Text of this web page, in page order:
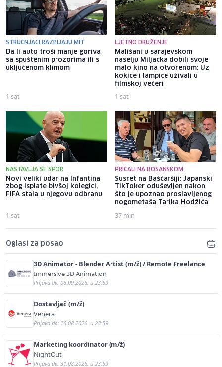
STRUČNJACI RAZBIJAJU MIT
Da li auto troši manje goriva
sa spuštenim prozorima ili s
uključenom klimom
1 sat
LJETNO DRUŽENJE
Mališani u sarajevskom
naselju Miljacka dobili svoje
malo kino na otvorenom: Uz
kokice i lampice uživali u
filmskoj večeri
1 sat
NASTAVLJA SE SPOR
Novi veliki udar na Infantina
zbog isplate bivšoj kolegici,
FIFA stala u njegovu odbranu
1 sat
PRIČALI NA BOSANSKOM
Susret na Baščaršiji: Japanski
TikToker oduševljen nakon
što je upoznao proslavljenog
nogometaša Tarika Hodžića
37 min
Oglasi za posao
3D Animator - Blender Artist (m/ž) / Remote Freelance
Immersive 3D Animation
Prijava do: 08.09.2026. u 23:59
Dostavljač (m/ž)
Venera
Prijava do: 16.08.2026. u 23:59
Marketing koordinator (m/ž)
NightOut
Prijava do: 31.08.2026. u 23:59